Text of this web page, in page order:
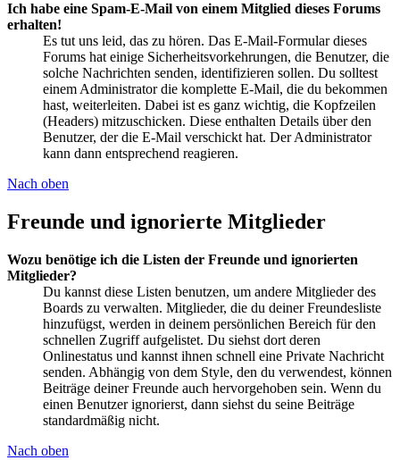
Ich habe eine Spam-E-Mail von einem Mitglied dieses Forums
erhalten!
Es tut uns leid, das zu hören. Das E-Mail-Formular dieses
Forums hat einige Sicherheitsvorkehrungen, die Benutzer, die
solche Nachrichten senden, identifizieren sollen. Du solltest
einem Administrator die komplette E-Mail, die du bekommen
hast, weiterleiten. Dabei ist es ganz wichtig, die Kopfzeilen
(Headers) mitzuschicken. Diese enthalten Details über den
Benutzer, der die E-Mail verschickt hat. Der Administrator
kann dann entsprechend reagieren.
Nach oben
Freunde und ignorierte Mitglieder
Wozu benötige ich die Listen der Freunde und ignorierten
Mitglieder?
Du kannst diese Listen benutzen, um andere Mitglieder des
Boards zu verwalten. Mitglieder, die du deiner Freundesliste
hinzufügst, werden in deinem persönlichen Bereich für den
schnellen Zugriff aufgelistet. Du siehst dort deren
Onlinestatus und kannst ihnen schnell eine Private Nachricht
senden. Abhängig von dem Style, den du verwendest, können
Beiträge deiner Freunde auch hervorgehoben sein. Wenn du
einen Benutzer ignorierst, dann siehst du seine Beiträge
standardmäßig nicht.
Nach oben